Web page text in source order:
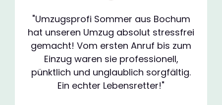
"Umzugsprofi Sommer aus Bochum
hat unseren Umzug absolut stressfrei
gemacht! Vom ersten Anruf bis zum
Einzug waren sie professionell,
pünktlich und unglaublich sorgfältig.
Ein echter Lebensretter!"